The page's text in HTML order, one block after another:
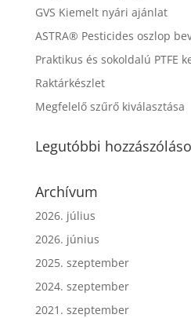
GVS Kiemelt nyári ajánlat
ASTRA® Pesticides oszlop
Praktikus és sokoldalú PTFE
Raktárkészlet
Megfelelő szűrő kiválasztása
Legutóbbi
Archívum
2026. július
2026. június
2025. szeptember
2024. szeptember
2021. szeptember